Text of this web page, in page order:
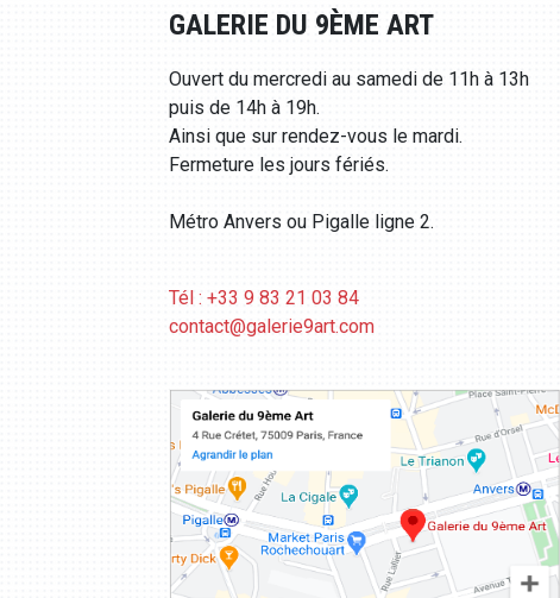
GALERIE DU 9ÈME ART
Ouvert du mercredi au samedi de 11h à 13h
puis de 14h à 19h.
Ainsi que sur rendez-vous le mardi.
Fermeture les jours fériés.
Métro Anvers ou Pigalle ligne 2.
Tél : +33 9 83 21 03 84
contact@galerie9art.com